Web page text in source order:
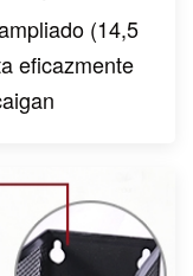
(14,5
eficazmente